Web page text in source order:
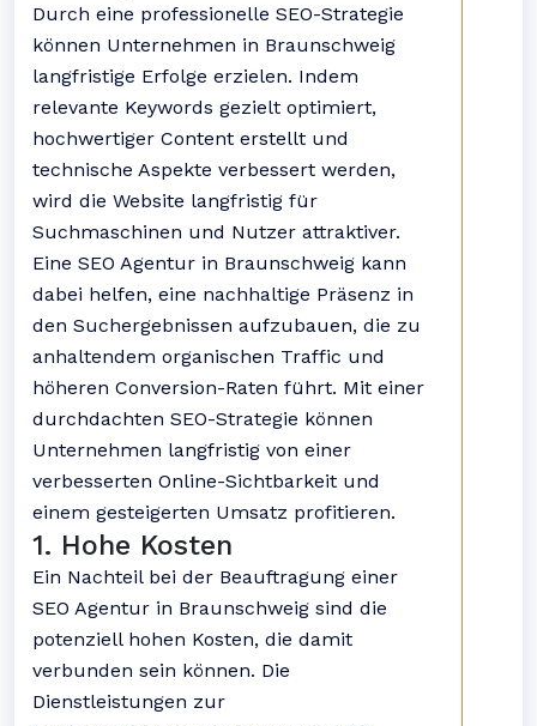
Durch eine professionelle SEO-Strategie
können Unternehmen in Braunschweig
langfristige Erfolge erzielen. Indem
relevante Keywords gezielt optimiert,
hochwertiger Content erstellt und
technische Aspekte verbessert werden,
wird die Website langfristig für
Suchmaschinen und Nutzer attraktiver.
Eine SEO Agentur in Braunschweig kann
dabei helfen, eine nachhaltige Präsenz in
den Suchergebnissen aufzubauen, die zu
anhaltendem organischen Traffic und
höheren Conversion-Raten führt. Mit einer
durchdachten SEO-Strategie können
Unternehmen langfristig von einer
verbesserten Online-Sichtbarkeit und
einem gesteigerten Umsatz profitieren.
1. Hohe Kosten
Ein Nachteil bei der Beauftragung einer
SEO Agentur in Braunschweig sind die
potenziell hohen Kosten, die damit
verbunden sein können. Die
Dienstleistungen zur